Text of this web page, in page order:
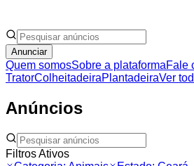
Anunciar
Quem somosSobre a plataformaFale
TratorColheitadeiraPlantadeiraVer
Anúncios
Filtros Ativos